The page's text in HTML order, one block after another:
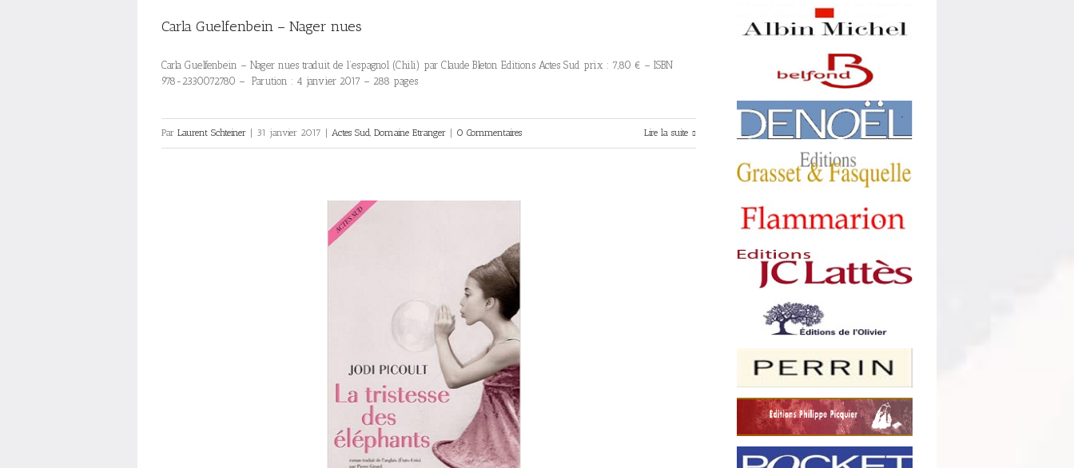
Carla Guelfenbein – Nager nues
Carla Guelfenbein – Nager nues traduit de l’espagnol (Chili) par Claude Bleton Editions Actes Sud prix : 7,80 € – ISBN
978-2330072780 – Parution : 4 janvier 2017 – 288 pages
Par Laurent Schteiner 31 janvier 2017 Actes Sud, Domaine Etranger 0 Commentaires Lire la suite